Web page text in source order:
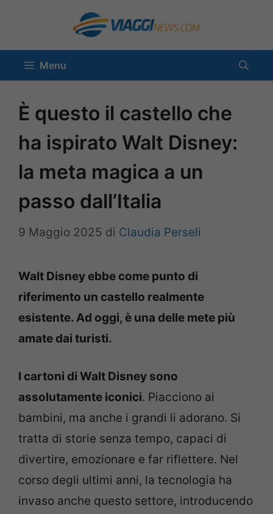
contenuto
Menu
È questo il castello che
ha ispirato Walt Disney:
la meta magica a un
passo dall’Italia
9 Maggio 2025 di Claudia Perseli
Walt Disney ebbe come punto di
riferimento un castello realmente
esistente. Ad oggi, è una delle mete più
amate dai turisti.
I cartoni di Walt Disney sono
assolutamente iconici. Piacciono ai
bambini, ma anche i grandi li adorano. Si
tratta di storie senza tempo, capaci di
divertire, emozionare e far riflettere. Nel
corso degli ultimi anni, la tecnologia ha
invaso anche questo settore, introducendo